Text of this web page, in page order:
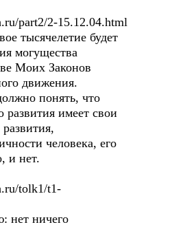
part2/2-15.12.04.html
тысячелетие будет
могущества
Моих Законов
движения.
понять, что
развития имеет свои
человека, его
и нет.
tolk1/t1-
нет ничего